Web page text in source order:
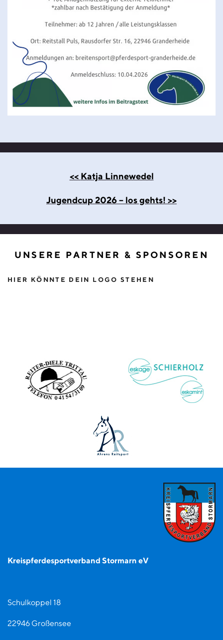
Beitragsnavigation
<< Katja Linnewedel
Jugendcup 2026 – los gehts! >>
UNSERE PARTNER & SPONSOREN
HIER KÖNNTE DEIN LOGO STEHEN
Kreispferdesportverband Stormarn eV
Schulkoppel 18
22946 Großensee